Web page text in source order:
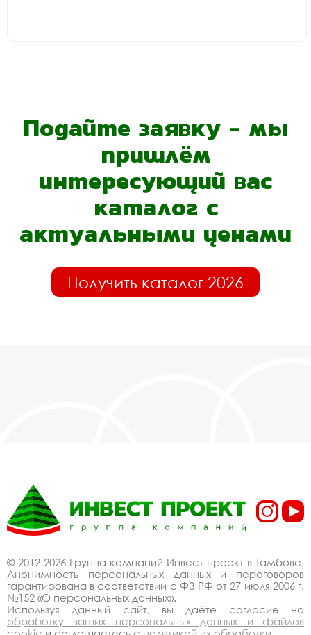
Подайте заявку - мы
пришлём
интересующий вас
каталог с
актуальными ценами
Получить каталог 2026
© 2012-2026 Группа компаний Инвест проект в Тамбове.
Анонимность персональных данных и переговоров
гарантирована в соответствии с ФЗ РФ от 27 июля 2006 г.
№152 «О персональных данных».
Используя данный сайт, вы даёте согласие на
обработку ваших персональных данных и файлов